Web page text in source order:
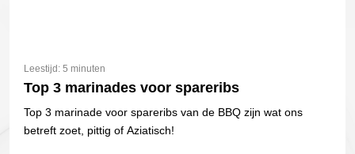
Leestijd: 5 minuten
Top 3 marinades voor spareribs
Top 3 marinade voor spareribs van de BBQ zijn wat ons
betreft zoet, pittig of Aziatisch!